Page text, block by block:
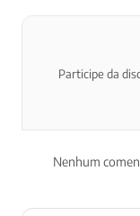
Participe da
Nenhum